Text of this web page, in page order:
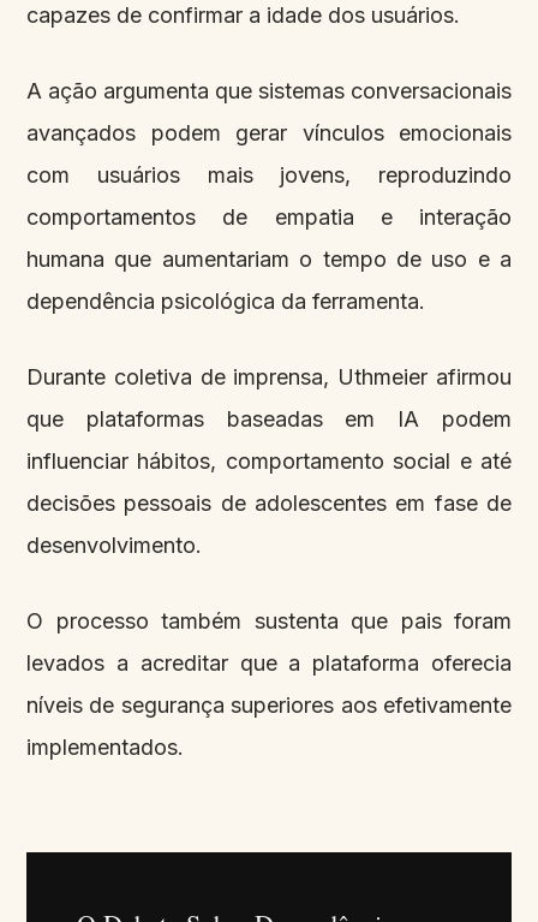
capazes de confirmar a idade dos usuários.
A ação argumenta que sistemas conversacionais
avançados podem gerar vínculos emocionais
com usuários mais jovens, reproduzindo
comportamentos de empatia e interação
humana que aumentariam o tempo de uso e a
dependência psicológica da ferramenta.
Durante coletiva de imprensa, Uthmeier afirmou
que plataformas baseadas em IA podem
influenciar hábitos, comportamento social e até
decisões pessoais de adolescentes em fase de
desenvolvimento.
O processo também sustenta que pais foram
levados a acreditar que a plataforma oferecia
níveis de segurança superiores aos efetivamente
implementados.